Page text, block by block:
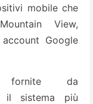
mobile che
View,
Google
fornite da
sistema più